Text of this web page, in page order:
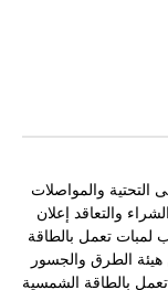
البنى التحتية والمواصلات
والتعاقد إعلان
وتركيب لمبات تعمل بالطاقة
هيئة الطرق والجسور
بالطاقة الشمسية